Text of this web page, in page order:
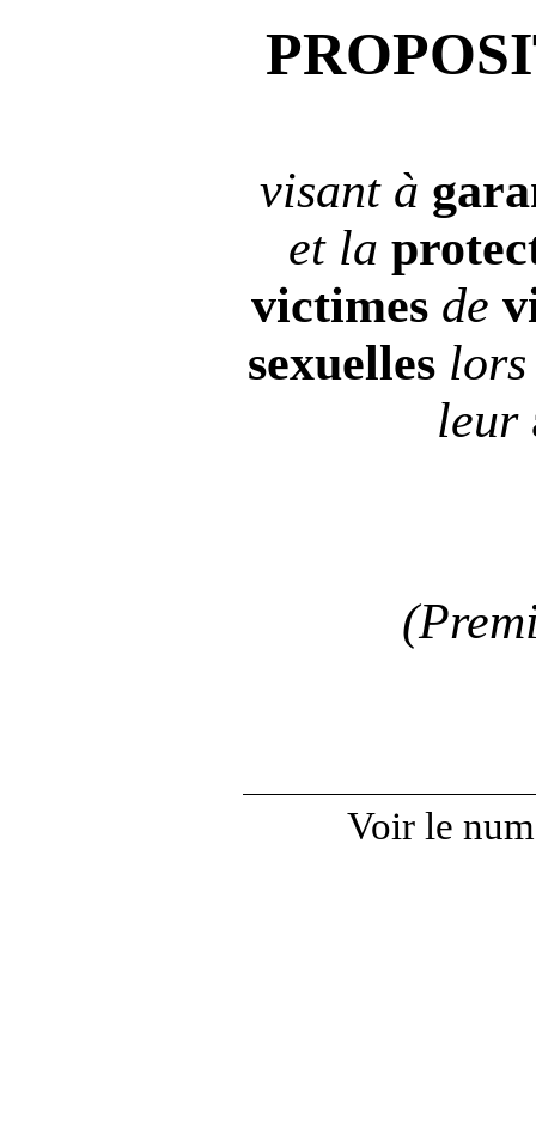
visant à
et la
victimes de
sexuelles
leur
Voir le